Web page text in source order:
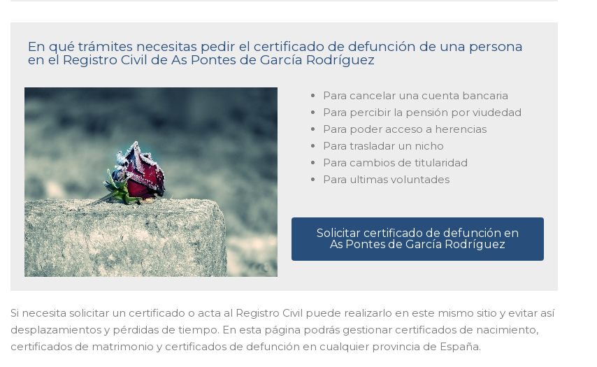
En qué trámites necesitas pedir el certificado de defunción de una persona
en el Registro Civil de As Pontes de García Rodríguez
Para cancelar una cuenta bancaria
Para percibir la pensión por viudedad
Para poder acceso a herencias
Para trasladar un nicho
Para cambios de titularidad
Para ultimas voluntades
Solicitar certificado de defunción en
As Pontes de García Rodríguez
Si necesita solicitar un certificado o acta al Registro Civil puede realizarlo en este mismo sitio y evitar así
desplazamientos y pérdidas de tiempo. En esta página podrás gestionar certificados de nacimiento,
certificados de matrimonio y certificados de defunción en cualquier provincia de España.